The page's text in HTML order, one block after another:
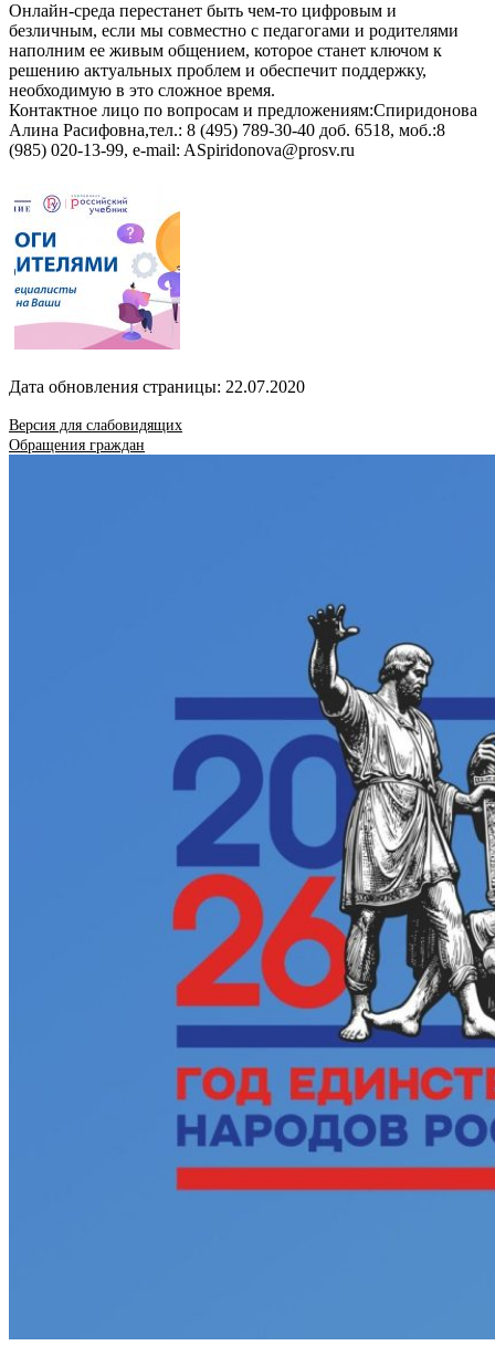
Онлайн-среда перестанет быть чем-то цифровым и
безличным, если мы совместно с педагогами и родителями
наполним ее живым общением, которое станет ключом к
решению актуальных проблем и обеспечит поддержку,
необходимую в это сложное время.
Контактное лицо по вопросам и предложениям:Спиридонова
Алина Расифовна,тел.: 8 (495) 789-30-40 доб. 6518, моб.:8
(985) 020-13-99, e-mail: ASpiridonova@prosv.ru
Дата обновления страницы: 22.07.2020
Версия для слабовидящих
Обращения граждан